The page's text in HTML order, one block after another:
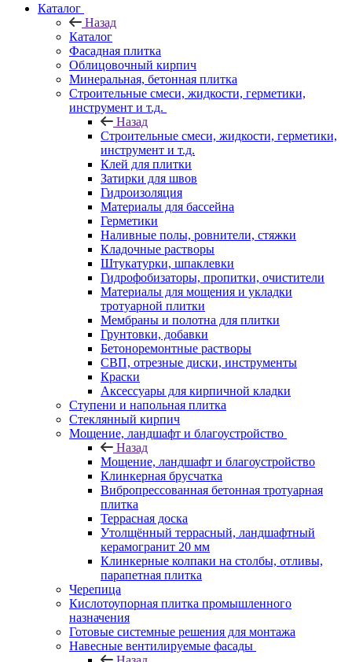
Каталог
Назад
Каталог
Фасадная плитка
Облицовочный кирпич
Минеральная, бетонная плитка
Строительные смеси, жидкости, герметики,
инструмент и т.д.
Назад
Строительные смеси, жидкости, герметики,
инструмент и т.д.
Клей для плитки
Затирки для швов
Гидроизоляция
Материалы для бассейна
Герметики
Наливные полы, ровнители, стяжки
Кладочные растворы
Штукатурки, шпаклевки
Гидрофобизаторы, пропитки, очистители
Материалы для мощения и укладки
тротуарной плитки
Мембраны и полотна для плитки
Грунтовки, добавки
Бетоноремонтные растворы
СВП, отрезные диски, инструменты
Краски
Аксессуары для кирпичной кладки
Ступени и напольная плитка
Cтеклянный кирпич
Мощение, ландшафт и благоустройство
Назад
Мощение, ландшафт и благоустройство
Клинкерная брусчатка
Вибропрессованная бетонная тротуарная
плитка
Террасная доска
Утолщённый террасный, ландшафтный
керамогранит 20 мм
Клинкерные колпаки на столбы, отливы,
парапетная плитка
Черепица
Кислотоупорная плитка промышленного
назначения
Готовые системные решения для монтажа
Навесные вентилируемые фасады